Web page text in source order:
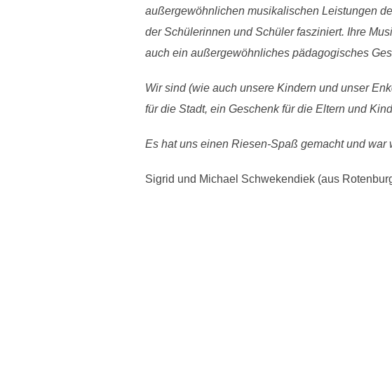
außergewöhnlichen musikalischen Leistungen
der Schülerinnen und Schüler fasziniert. Ihre
auch ein außergewöhnliches pädagogisches
Wir sind (wie auch unsere Kindern und unser
für die Stadt, ein Geschenk für die Eltern und
Es hat uns einen Riesen-Spaß gemacht und war
Sigrid und Michael Schwekendiek (aus